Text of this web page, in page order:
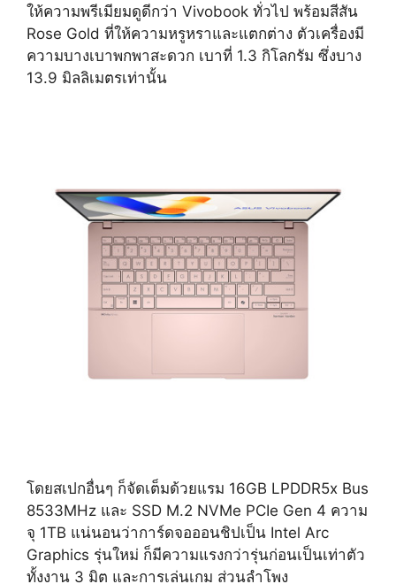
ให้ความพรีเมียมดูดีกว่า Vivobook ทั่วไป พร้อมสีสัน
Rose Gold ที่ให้ความหรูหราและแตกต่าง ตัวเครื่องมี
ความบางเบาพกพาสะดวก เบาที่ 1.3 กิโลกรัม ซึ่งบาง
13.9 มิลลิเมตรเท่านั้น
โดยสเปกอื่นๆ ก็จัดเต็มด้วยแรม 16GB LPDDR5x Bus
8533MHz และ SSD M.2 NVMe PCIe Gen 4 ความ
จุ 1TB แน่นอนว่าการ์ดจอออนชิปเป็น Intel Arc
Graphics รุ่นใหม่ ก็มีความแรงกว่ารุ่นก่อนเป็นเท่าตัว
ทั้งงาน 3 มิต และการเล่นเกม ส่วนลำโพง